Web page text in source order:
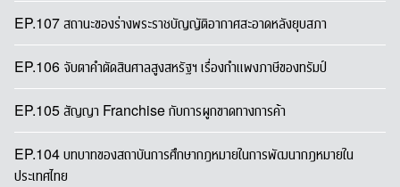
EP.107 สถานะของร่างพระราชบัญญัติอากาศสะอาดหลังยุบสภา
EP.106 จับตาคำตัดสินศาลสูงสหรัฐฯ เรื่องกำแพงภาษีของทรัมป์
EP.105 สัญญา Franchise กับการผูกขาดทางการค้า
EP.104 บทบาทของสถาบันการศึกษากฎหมายในการพัฒนากฎหมายใน
ประเทศไทย